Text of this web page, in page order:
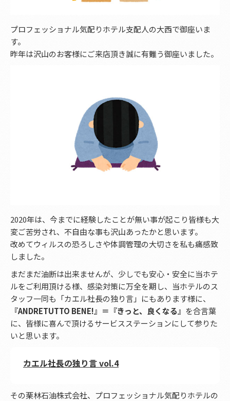
プロフェッショナル気配りホテル支配人の大西で御座いま
す。
昨年は沢山のお客様にご来店頂き誠に有難う御座いました。
2020年は、今までに経験したことが無い事が起こり皆様も大
変ご苦労され、不自由な事も沢山あったかと思います。
改めてウィルスの恐ろしさや体調管理の大切さを私も痛感致
しました。
まだまだ油断は出来ませんが、少しでも安心・安全に当ホテ
ルをご利用頂ける様、感染対策に万全を期し、当ホテルのス
タッフ一同も「カエル社長の独り言」にもあります様に、
『ANDRETUTTO BENE!』＝『きっと、良くなる』 を合言葉
に、皆様に喜んで頂けるサービスステーションにして参りた
いと思います。
カエル社長の独り言 vol.4
その栗林石油株式会社、プロフェッショナル気配りホテルの